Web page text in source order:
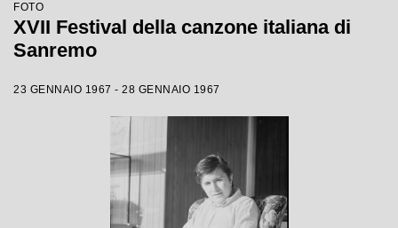
FOTO
XVII Festival della canzone italiana di
Sanremo
23 GENNAIO 1967 - 28 GENNAIO 1967